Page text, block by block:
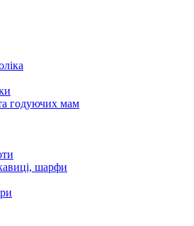
годуючих мам
шарфи